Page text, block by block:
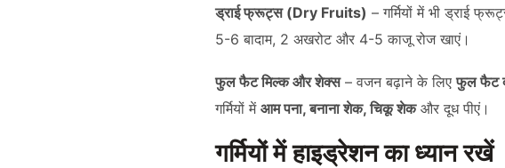
ड्राई फ्रूट्स (Dry Fruits) – गर्मियों में भी ड्राई
5-6 बादाम, 2 अखरोट और 4-5 काजू रोज खाएं।
फुल फैट मिल्क और शेक्स– वजन बढ़ाने के लिएफुल फैट
गर्मियों में आम पना, बनाना शेक, चिकू शेकऔर दूध पीएं।
गर्मियों में हाइड्रेशन का ध्यान रखें